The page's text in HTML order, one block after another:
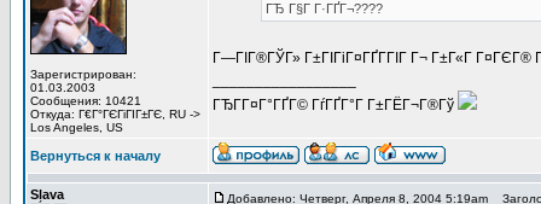
Зарегистрирован:
01.03.2003
Сообщения: 10421
Откуда: Г€Г°ГЄГіГІГ±ГЄ, RU ->
Los Angeles, US
ГЂ Г§Г Г·ГҐГ¬????
Г—ГІГ®ГЎГ» Г±ГІГіГ¤ГҐГ­ГІГ Г¬ Г±Г«Г Г¤ГЄГ®
ГЂГ­Г¤Г°ГҐГ© ГѓГҐГ°Г Г±ГЁГ¬Г®Гў
Вернуться к началу
Slava Добавлено: Четверг, Апреля 8, 2004 5:19am